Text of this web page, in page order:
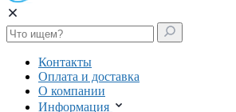
Контакты
Оплата и доставка
О компании
Информация